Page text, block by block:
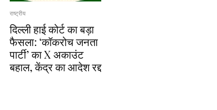
राष्ट्रीय
दिल्ली हाई कोर्ट का बड़ा
फैसला: ‘कॉकरोच जनता
पार्टी’ का X अकाउंट
बहाल, केंद्र का आदेश रद्द